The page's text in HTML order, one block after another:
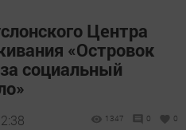
Центра
«Островок
социальный
1347 0 0